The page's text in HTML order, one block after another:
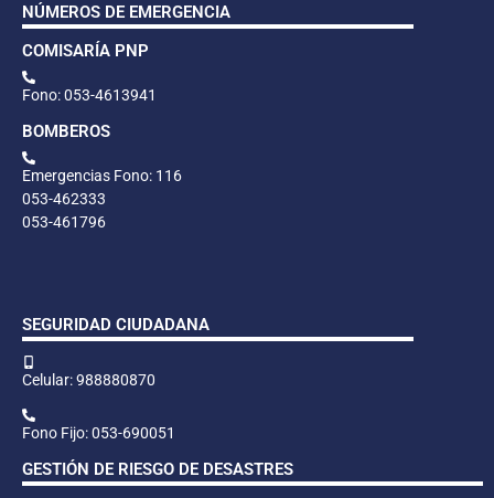
NÚMEROS DE EMERGENCIA
COMISARÍA PNP
Fono: 053-4613941
BOMBEROS
Emergencias Fono: 116
053-462333
053-461796
SEGURIDAD CIUDADANA
Celular: 988880870
Fono Fijo: 053-690051
GESTIÓN DE RIESGO DE DESASTRES